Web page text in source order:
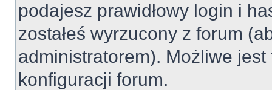
podajesz prawidłowy login i
zostałeś wyrzucony z forum
administratorem). Możliwe
konfiguracji forum.